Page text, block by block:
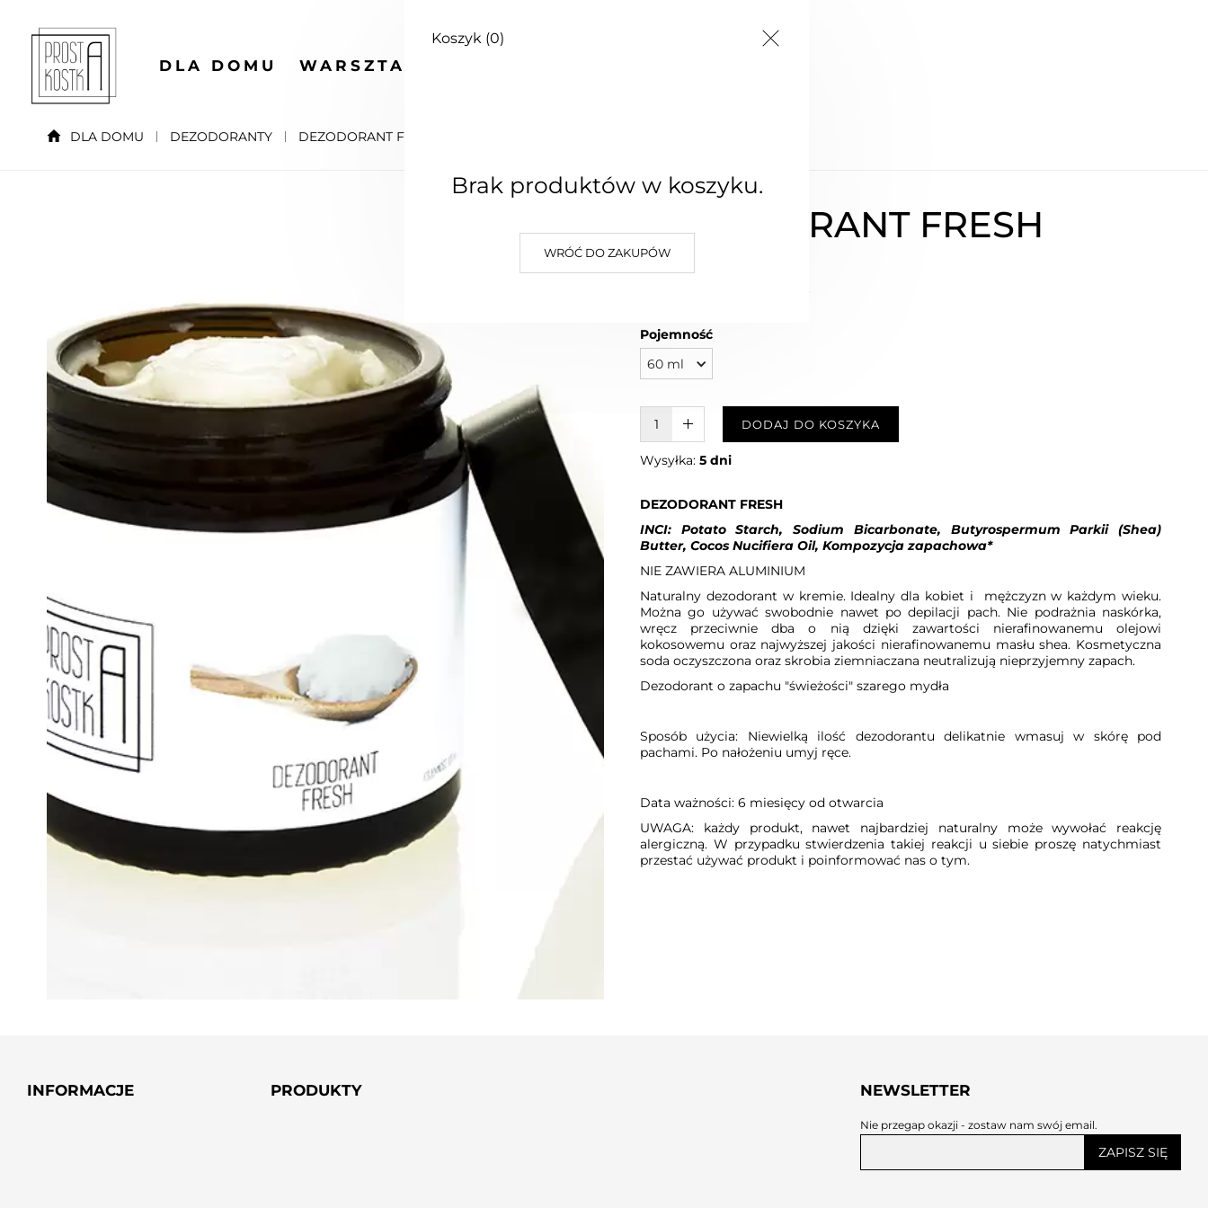
DLA DOMU WARSZTATY
Koszyk (0)
Brak produktów w koszyku.
WRÓĆ DO ZAKUPÓW
DLA DOMU DEZODORANTY DEZODORANT FRESH
DEZODORANT FRESH
26,00 zł
Pojemność
60 ml
W KOSZYKU :)DODAJ DO KOSZYKA
Wysyłka: 5 dni
DEZODORANT FRESH
INCI: Potato Starch, Sodium Bicarbonate, Butyrospermum Parkii (Shea)
Butter, Cocos Nucifiera Oil, Kompozycja zapachowa*
NIE ZAWIERA ALUMINIUM
Naturalny dezodorant w kremie. Idealny dla kobiet i
mężczyzn w każdym wieku.
Można go używać swobodnie nawet po depilacji pach. Nie podrażnia naskórka,
wręcz przeciwnie dba o nią dzięki zawartości nierafinowanemu olejowi
kokosowemu oraz najwyższej jakości nierafinowanemu masłu shea. Kosmetyczna
soda oczyszczona oraz skrobia ziemniaczana neutralizują nieprzyjemny zapach.
Dezodorant o zapachu "świeżości" szarego mydła
Sposób użycia: Niewielką ilość dezodorantu delikatnie wmasuj w skórę pod
pachami. Po nałożeniu umyj ręce.
Data ważności: 6 miesięcy od otwarcia
UWAGA: każdy produkt, nawet najbardziej naturalny może wywołać reakcję
alergiczną. W przypadku stwierdzenia takiej reakcji u siebie proszę natychmiast
przestać używać produkt i poinformować nas o tym.
INFORMACJE PRODUKTY NEWSLETTER
Nie przegap okazji - zostaw nam swój email.
ZAPISZ SIĘ